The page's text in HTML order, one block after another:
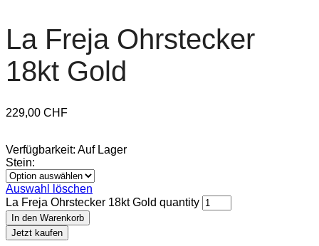
La Freja Ohrstecker
18kt Gold
229,00 CHF
Verfügbarkeit: Auf Lager
Stein:
Auswahl löschen
La Freja Ohrstecker 18kt Gold quantity
In den Warenkorb
Jetzt kaufen